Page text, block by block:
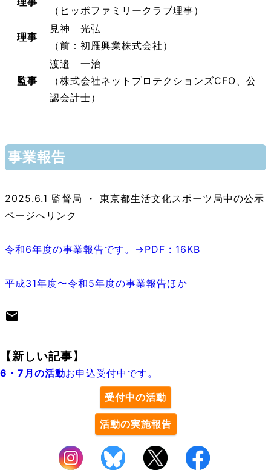
（ヒッポファミリークラブ理事）
理事
見神 光弘
（前：初雁興業株式会社）
監事
渡邉 一治
（株式会社ネットプロテクションズCFO、公
認会計士）
事業報告
2025.6.1 監督局 ・ 東京都生活文化スポーツ局中の公示
ページへリンク
令和6年度の事業報告です。→PDF : 16KB
平成31年度〜令和5年度の事業報告ほか
【新しい記事】
6・7月の活動お申込受付中です。
受付中の活動
活動の実施報告